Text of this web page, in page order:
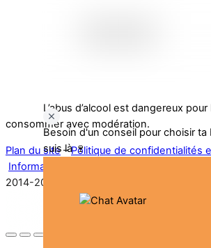
L’abus d’alcool est dangereux
consommer avec modération.
Plan du site–Politique de confidentialités
Informations légales
2014-2025. All rights reserved.
Besoin d'un conseil pour choisir ta
suis là 🍷